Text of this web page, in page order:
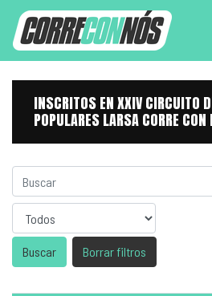
INSCRITOS EN XXIV CIRCUITO
POPULARES LARSA CORRE
Sexo
Borrar filtros